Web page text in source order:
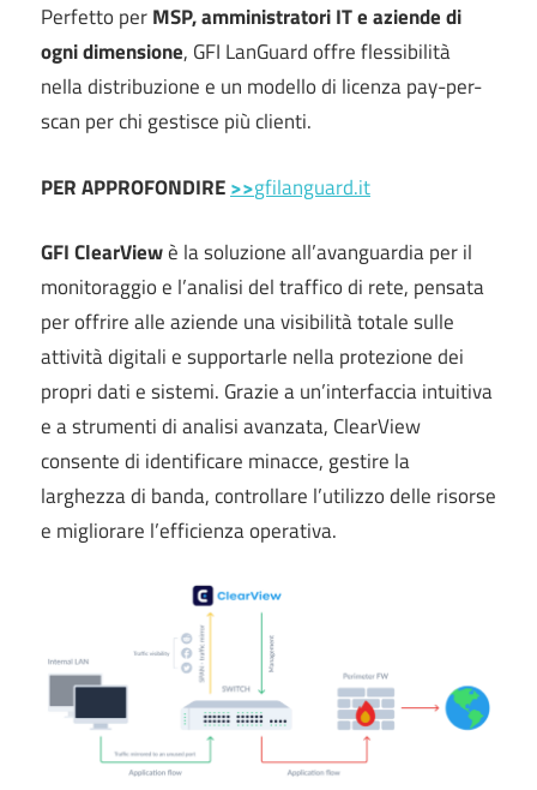
Perfetto perMSP, amministratori IT e aziende di
ogni dimensione, GFI LanGuard offre flessibilità
nella distribuzione e un modello di licenza pay-per-
scan per chi gestisce più clienti.
PER APPROFONDIRE>>gfilanguard.it
GFI ClearViewè la soluzione all’avanguardia per il
monitoraggio e l’analisi del traffico di rete, pensata
per offrire alle aziende una visibilità totale sulle
attività digitali e supportarle nella protezione dei
propri dati e sistemi. Grazie a un’interfaccia intuitiva
e a strumenti di analisi avanzata, ClearView
consente di identificare minacce, gestire la
larghezza di banda, controllare l’utilizzo delle risorse
e migliorare l’efficienza operativa.